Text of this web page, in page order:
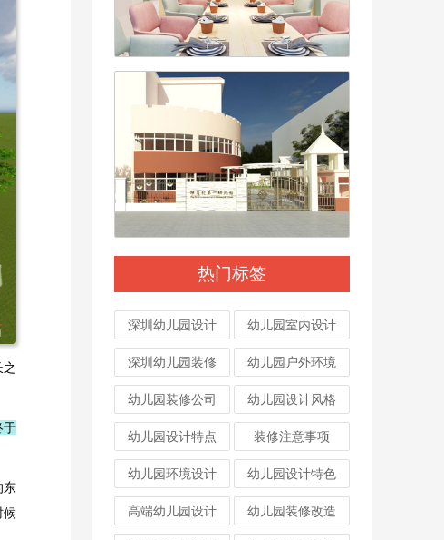
于
东
候
热门标签
深圳幼儿园设计 幼儿园室内设计
深圳幼儿园装修 幼儿园户外环境
幼儿园装修公司 幼儿园设计风格
幼儿园设计特点 装修注意事项
幼儿园环境设计 幼儿园设计特色
高端幼儿园设计 幼儿园装修改造